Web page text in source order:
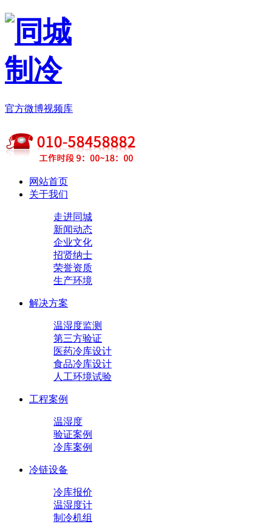
官方微博视频库
网站首页
关于我们
走进同城
新闻动态
企业文化
招贤纳士
荣誉资质
生产环境
解决方案
温湿度监测
第三方验证
医药冷库设计
食品冷库设计
人工环境试验
工程案例
温湿度
验证案例
冷库案例
冷链设备
冷库报价
温湿度计
制冷机组